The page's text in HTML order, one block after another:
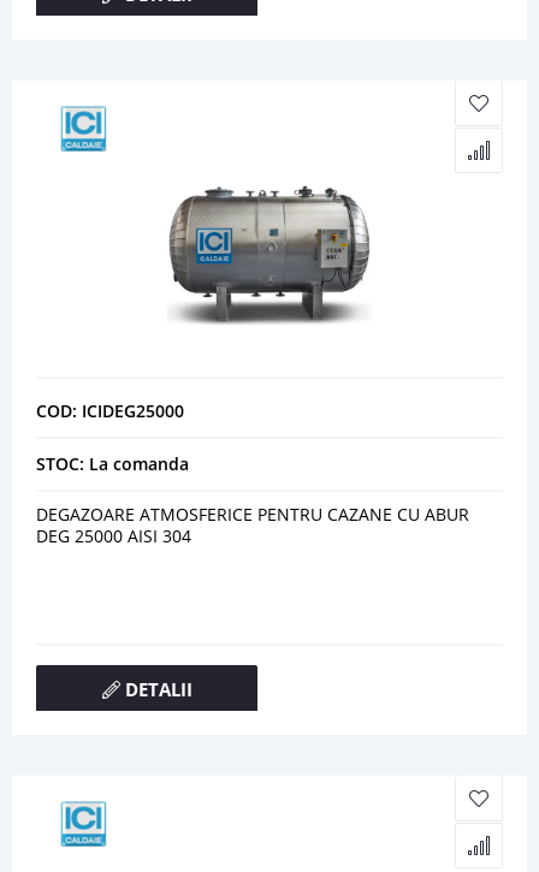
COD: ICIDEG25000
STOC: La comanda
DEGAZOARE ATMOSFERICE PENTRU CAZANE CU ABUR
DEG 25000 AISI 304
DETALII